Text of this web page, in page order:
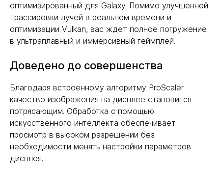
оптимизированный для Galaxy. Помимо улучшенной
трассировки лучей в реальном времени и
оптимизации Vulkan, вас ждет полное погружение
в ультраплавный и иммерсивный геймплей.
Доведено до совершенства
Благодаря встроенному алгоритму ProScaler
качество изображения на дисплее становится
потрясающим. Обработка с помощью
искусственного интеллекта обеспечивает
просмотр в высоком разрешении без
необходимости менять настройки параметров
дисплея.